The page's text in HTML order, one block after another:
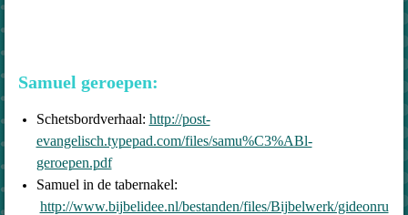
Samuel geroepen:
Schetsbordverhaal: http://post-
evangelisch.typepad.com/files/samu%C3%ABl-
geroepen.pdf
Samuel in de tabernakel:
http://www.bijbelidee.nl/bestanden/files/Bijbelwerk/gideonru